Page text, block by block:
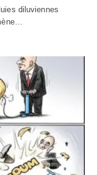
diluviennes